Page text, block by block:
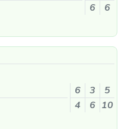
6
6
6 3
5
4
6 10